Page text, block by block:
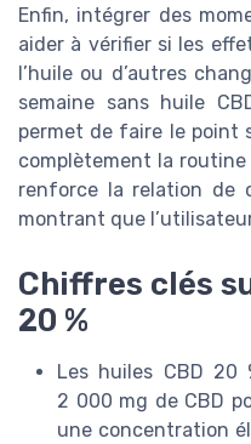
Enfin, intégrer des
aider à vérifier si les
l’huile ou d’autres
semaine sans huile
permet de faire le point
complètement la
renforce la relation de
montrant que
Chiffres clés
20 %
Les huiles CBD 20
2 000 mg de CBD
une concentration